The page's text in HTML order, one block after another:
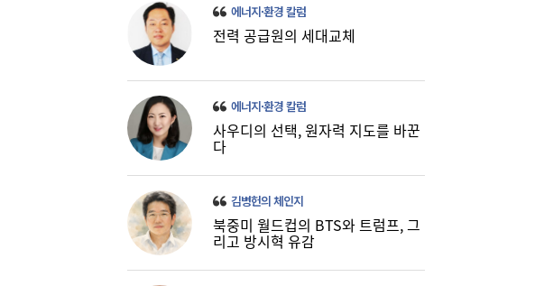
23:44 SK하이닉스, 中 충칭공장 지분 매각 검토
에너지·환경 칼럼
전력 공급원의 세대교체
에너지·환경 칼럼
사우디의 선택, 원자력 지도를 바꾼
다
김병헌의 체인지
북중미 월드컵의 BTS와 트럼프, 그
리고 방시혁 유감